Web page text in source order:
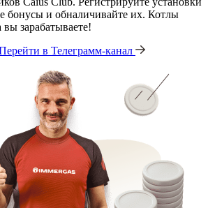
бонусы и обналичивайте их. Котлы
вы зарабатываете!
в Телеграмм-канал